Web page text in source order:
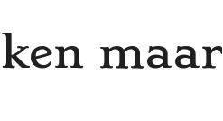
maar